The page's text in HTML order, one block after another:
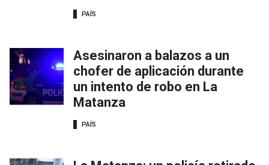
PAÍS
Asesinaron a balazos a un
chofer de aplicación durante
un intento de robo en La
Matanza
PAÍS